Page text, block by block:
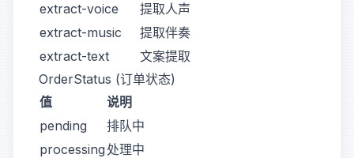
extract-voice
提取人声
extract-music
提取伴奏
extract-text
文案提取
OrderStatus (订单状态)
值
说明
pending
排队中
processing 处理中